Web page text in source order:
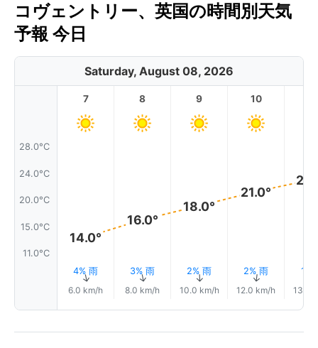
コヴェントリー、英国の時間別天気
予報 今日
Saturday, August 08, 2026
28.0°C
24.0°C
20.0°C
15.0°C
11.0°C
7
14.0°
4% 雨
↑
6.0 km/h
8
16.0°
3% 雨
↑
8.0 km/h
9
18.0°
2% 雨
↑
10.0 km/h
10
21.0°
2% 雨
↑
12.0 km/h
1%
13.0